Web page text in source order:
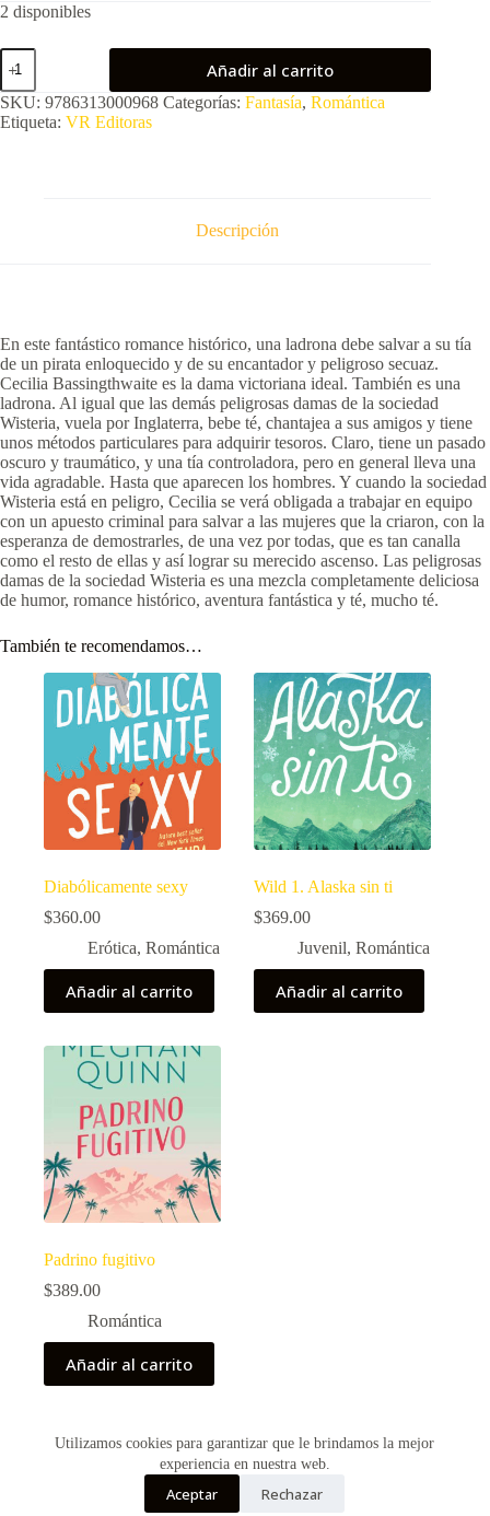
Utilizamos cookies para garantizar que le brindamos la mejor
experiencia en nuestra web.
Aceptar Rechazar
2 disponibles
Las
peligrosas
damas
de
la
Añadir al carrito
SKU: 9786313000968 Categorías: Fantasía, Romántica
Etiqueta: VR Editoras
Descripción
En este fantástico romance histórico, una ladrona debe salvar a su tía
de un pirata enloquecido y de su encantador y peligroso secuaz.
Cecilia Bassingthwaite es la dama victoriana ideal. También es una
ladrona. Al igual que las demás peligrosas damas de la sociedad
Wisteria, vuela por Inglaterra, bebe té, chantajea a sus amigos y tiene
unos métodos particulares para adquirir tesoros. Claro, tiene un pasado
oscuro y traumático, y una tía controladora, pero en general lleva una
vida agradable. Hasta que aparecen los hombres. Y cuando la sociedad
Wisteria está en peligro, Cecilia se verá obligada a trabajar en equipo
con un apuesto criminal para salvar a las mujeres que la criaron, con la
esperanza de demostrarles, de una vez por todas, que es tan canalla
como el resto de ellas y así lograr su merecido ascenso. Las peligrosas
damas de la sociedad Wisteria es una mezcla completamente deliciosa
de humor, romance histórico, aventura fantástica y té, mucho té.
También te recomendamos…
Diabólicamente sexy
$360.00
Erótica, Romántica
Añadir al carrito
Wild 1. Alaska sin ti
$369.00
Juvenil,Romántica
Añadir al carrito
Padrino fugitivo
$389.00
Romántica
Añadir al carrito
Copyright © 2026 - Creado por Historias de Bolsillo